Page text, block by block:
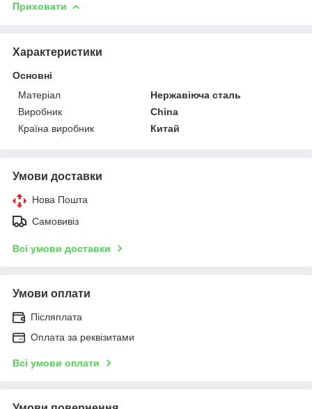
Приховати
Характеристики
Основні
Матеріал
Нержавіюча сталь
Виробник
China
Країна виробник
Китай
Умови доставки
Нова Пошта
Самовивіз
Всі умови доставки
Умови оплати
Післяплата
Оплата за реквізитами
Всі умови оплати